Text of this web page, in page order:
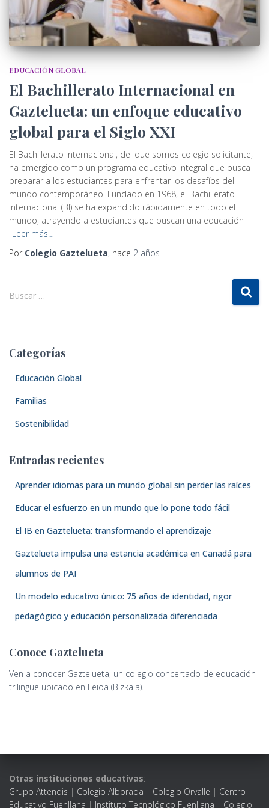
EDUCACIÓN GLOBAL
El Bachillerato Internacional en
Gaztelueta: un enfoque educativo
global para el Siglo XXI
El Bachillerato Internacional, del que somos colegio solicitante,
ha emergido como un programa educativo integral que busca
preparar a los estudiantes para enfrentar los desafíos del
mundo contemporáneo. Fundado en 1968, el Bachillerato
Internacional (BI) se ha expandido rápidamente en todo el
mundo, atrayendo a estudiantes que buscan una educación
Leer más…
Por Colegio Gaztelueta, hace 2 años
u
r
Buscar …
Categorías
Educación Global
Familias
Sostenibilidad
Entradas recientes
Aprender idiomas para un mundo global sin perder las raíces
Educar el esfuerzo en un mundo que lo pone todo fácil
El IB en Gaztelueta: transformando el aprendizaje
Gaztelueta impulsa una estancia académica en Canadá para
alumnos de PAI
Un modelo educativo único: 75 años de identidad, rigor
pedagógico y educación personalizada diferenciada
Conoce Gaztelueta
Ven a conocer Gaztelueta, un colegio concertado de educación
trilingüe ubicado en Leioa (Bizkaia).
Otras instituciones educativas:
Grupo Attendis | Colegio Alborada | Colegio Orvalle | Centro
Educativo Fuenllana | Instituto Tecnológico Fuenllana | Colegio